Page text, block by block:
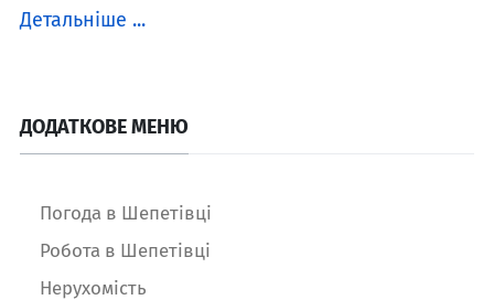
Детальніше ...
ДОДАТКОВЕ МЕНЮ
Погода в Шепетівці
Робота в Шепетівці
Нерухомість